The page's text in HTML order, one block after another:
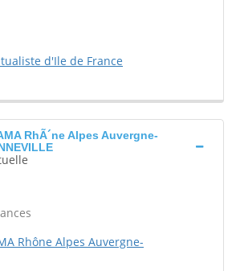
d'Ile de France
RhÃ´ne Alpes Auvergne-
Rhône Alpes Auvergne-